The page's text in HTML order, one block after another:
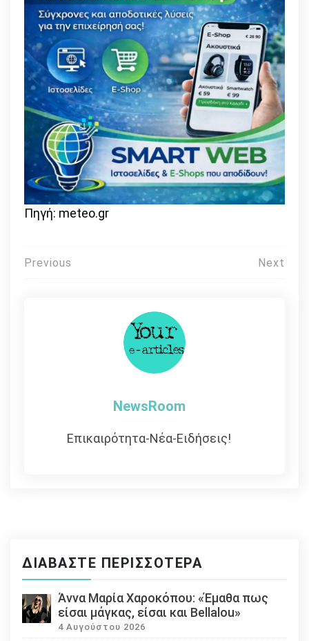
Πηγή: meteo.gr
Πλοήγηση
Previous Next
NewsRoom
Επικαιρότητα-Νέα-Ειδήσεις!
ΔΙΑΒΆΣΤΕ ΠΕΡΙΣΣΌΤΕΡΑ
Άννα Μαρία Χαροκόπου: «Έμαθα πως
είσαι μάγκας, είσαι και Bellalou»
4 Αυγούστου 2026